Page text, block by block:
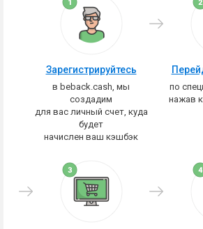
Зарегистрируйтесь
в beback.cash, мы
создадим
для вас личный счет, куда
будет
начислен ваш кэшбэк
по
нажав